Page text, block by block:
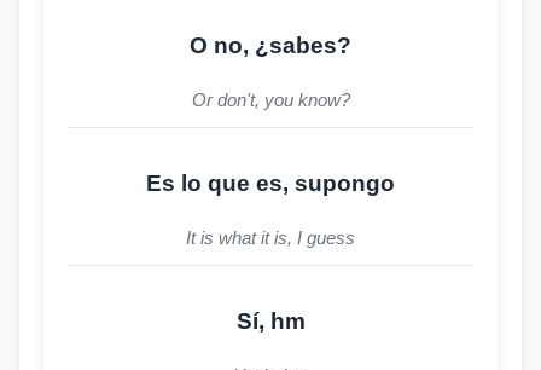
O no, ¿sabes?
Or don't, you know?
Es lo que es, supongo
It is what it is, I guess
Sí, hm